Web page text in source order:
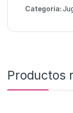
Categoría:
Productos